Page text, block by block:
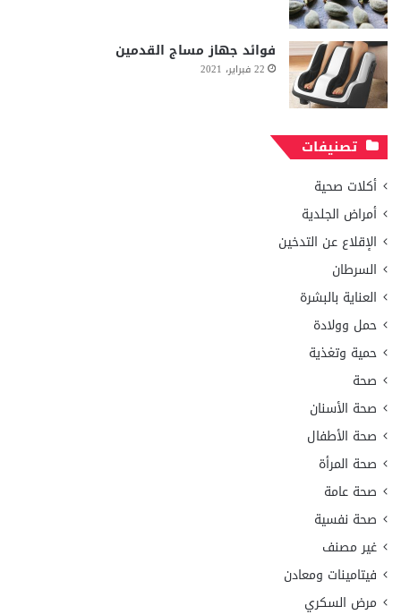
فوائد جهاز مساج القدمين
22 فبراير، 2021
تصنيفات
أكلات صحية
أمراض الجلدية
الإقلاع عن التدخين
السرطان
العناية بالبشرة
حمل وولادة
حمية وتغذية
صحة
صحة الأسنان
صحة الأطفال
صحة المرأة
صحة عامة
صحة نفسية
غير مصنف
فيتامينات ومعادن
مرض السكري